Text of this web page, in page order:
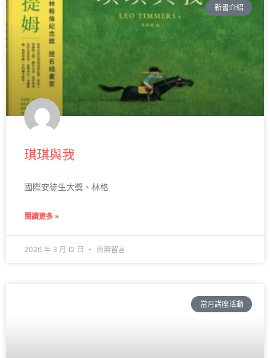
新書介紹
琪琪與我
國際安徒生大獎、林格
閱讀更多 »
2026 年 3 月 12 日 尚無留言
當月講座活動